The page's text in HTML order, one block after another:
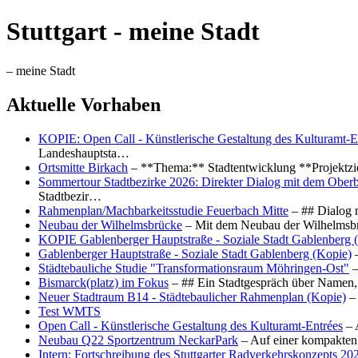
Stuttgart - meine Stadt
– meine Stadt
Aktuelle Vorhaben
KOPIE: Open Call - Künstlerische Gestaltung des Kulturamt-
Landeshauptsta…
Ortsmitte Birkach – **Thema:** Stadtentwicklung
Sommertour Stadtbezirke 2026: Direkter Dialog mit dem
Stadtbezir…
Rahmenplan/Machbarkeitsstudie Feuerbach Mitte – ## Dialog
Neubau der Wilhelmsbrücke – Mit dem Neubau der
KOPIE Gablenberger Hauptstraße - Soziale Stadt Gablenberg
Gablenberger Hauptstraße - Soziale Stadt Gablenberg (Kopie)
Städtebauliche Studie "Transformationsraum Möhringen-Ost"
Bismarck(platz) im Fokus – ## Ein Stadtgespräch über
Neuer Stadtraum B14 - Städtebaulicher Rahmenplan (Kopie) –
Test WMTS
Open Call - Künstlerische Gestaltung des Kulturamt-Entrées –
Neubau Q22 Sportzentrum NeckarPark – Auf einer
Intern: Fortschreibung des Stuttgarter Radverkehrskonzepts